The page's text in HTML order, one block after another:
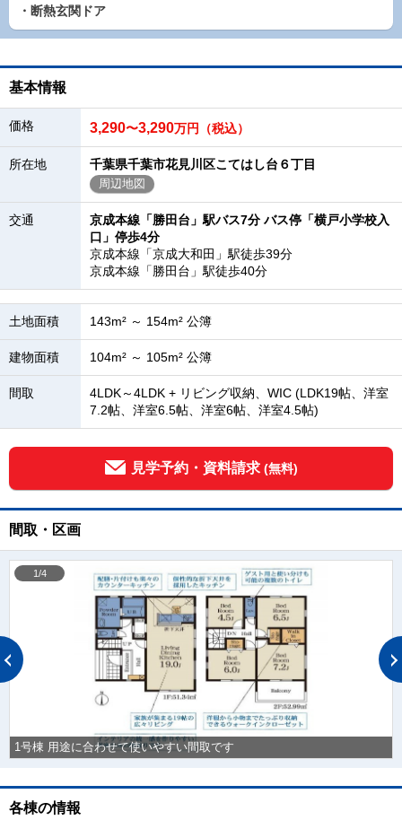
・断熱玄関ドア
基本情報
価格 3,290〜3,290万円（税込）
所在地 千葉県千葉市花見川区こてはし台６丁目
周辺地図
交通
京成本線「勝田台」駅バス7分 バス停「横戸小学校入
口」停歩4分
京成本線「京成大和田」駅徒歩39分
京成本線「勝田台」駅徒歩40分
土地面積 143m² ～ 154m² 公簿
建物面積 104m² ～ 105m² 公簿
間取
4LDK～4LDK + リビング収納、WIC (LDK19帖、洋室
7.2帖、洋室6.5帖、洋室6帖、洋室4.5帖)
見学予約・資料請求 (無料)
間取・区画
1号棟 用途に合わせて使いやすい間取です
1/4
各棟の情報